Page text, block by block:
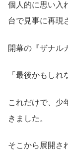
個人的に思い入
台で見事に再現
開幕の『ザナル
「最後かもしれ
これだけで、少
きました。
そこから展開さ